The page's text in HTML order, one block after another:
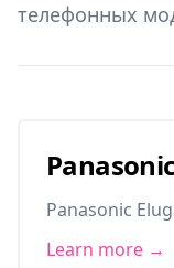
телефонных
Panasonic
Learn more →